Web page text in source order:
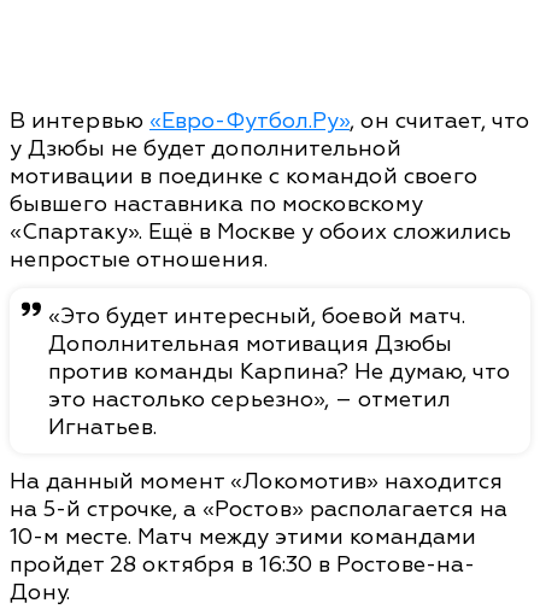
В интервью «Евро-Футбол.Ру», он считает, что
у Дзюбы не будет дополнительной
мотивации в поединке с командой своего
бывшего наставника по московскому
«Спартаку». Ещё в Москве у обоих сложились
непростые отношения.
«Это будет интересный, боевой матч.
Дополнительная мотивация Дзюбы
против команды Карпина? Не думаю, что
это настолько серьезно», – отметил
Игнатьев.
На данный момент «Локомотив» находится
на 5-й строчке, а «Ростов» располагается на
10-м месте. Матч между этими командами
пройдет 28 октября в 16:30 в Ростове-на-
Дону.